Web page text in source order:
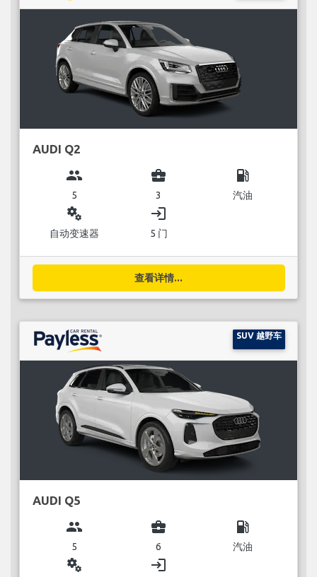
AUDI Q2
group
5
business_center
3
local_gas_station
汽油
miscellaneous_services
自动变速器
login
5 门
查看详情...
SUV 越野车
AUDI Q5
group
5
business_center
6
local_gas_station
汽油
miscellaneous_services login